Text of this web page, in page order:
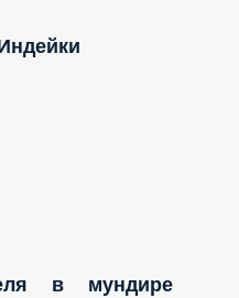
в мундире